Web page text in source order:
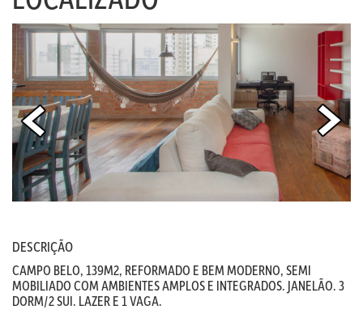
DESCRIÇÃO
CAMPO BELO, 139M2, REFORMADO E BEM MODERNO, SEMI
MOBILIADO COM AMBIENTES AMPLOS E INTEGRADOS. JANELÃO. 3
DORM/2 SUI. LAZER E 1 VAGA.